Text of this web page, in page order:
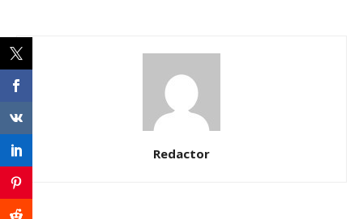
Redactor